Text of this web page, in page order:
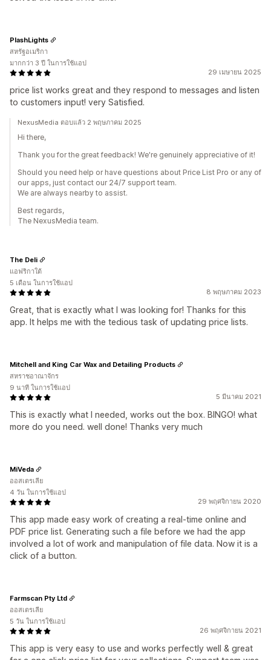
29 เมษายน 2025
price list works great and they respond to messages and listen
to customers input! very Satisfied.
PlashLights
สหรัฐอเมริกา
มากกว่า 3 ปี ในการใช้แอป
NexusMedia ตอบแล้ว 2 พฤษภาคม 2025
Hi there,
Thank you for the great feedback! We're genuinely appreciative of it!
Should you need help or have questions about Price List Pro or any of
our apps, just contact our 24/7 support team.
We are always nearby to assist.
Best regards,
The NexusMedia team.
8 พฤษภาคม 2023
Great, that is exactly what I was looking for! Thanks for this
app. It helps me with the tedious task of updating price lists.
The Deli
แอฟริกาใต้
5 เดือน ในการใช้แอป
5 มีนาคม 2021
This is exactly what I needed, works out the box. BINGO! what
more do you need. well done! Thanks very much
Mitchell and King Car Wax and Detailing Products
สหราชอาณาจักร
9 นาที ในการใช้แอป
29 พฤศจิกายน 2020
This app made easy work of creating a real-time online and
PDF price list. Generating such a file before we had the app
involved a lot of work and manipulation of file data. Now it is a
click of a button.
MiVeda
ออสเตรเลีย
4 วัน ในการใช้แอป
26 พฤศจิกายน 2021
This app is very easy to use and works perfectly well & great
Farmscan Pty Ltd
ออสเตรเลีย
5 วัน ในการใช้แอป